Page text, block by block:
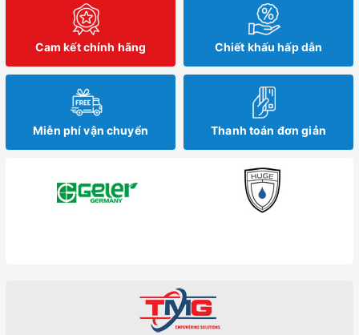
Cam kết chính hãng Chiết khấu hấp dẫn
Miễn phí vận chuyển Thanh toán đơn giản